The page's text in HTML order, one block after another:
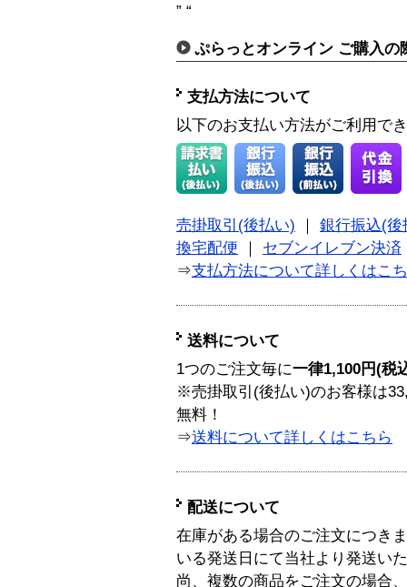
” “
ぷらっとオンライン ご購入の
支払方法について
以下のお支払い方法がご利用で
売掛取引(後払い)
銀行振込(後
換宅配便
セブンイレブン決済
⇒支払方法について詳しくはこ
送料について
1つのご注文毎に一律1,100円(税
※売掛取引(後払い)のお客様は
無料！
⇒送料について詳しくはこちら
配送について
在庫がある場合のご注文につき
いる発送日にて当社より発送い
尚、複数の商品をご注文の場合